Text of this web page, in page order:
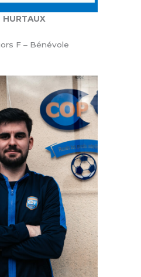
HURTAUX
F – Bénévole